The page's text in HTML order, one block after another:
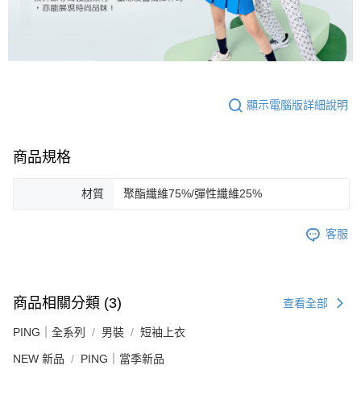
顯示電腦版詳細說明
商品規格
材質 聚酯纖維75%/彈性纖維25%
客服
商品相關分類 (3) 查看全部
PING｜全系列 男裝 短袖上衣
NEW 新品 PING｜當季新品